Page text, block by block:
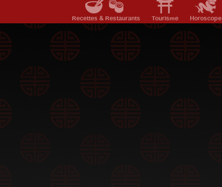
Recettes & Restaurants Tourisme Horoscope